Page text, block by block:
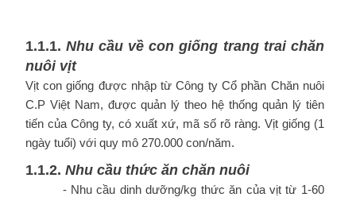
1.1.1. Nhu cầu về con giống trang trai chăn
nuôi vịt
Vịt con giống được nhập từ Công ty Cổ phần Chăn nuôi
C.P Việt Nam, được quản lý theo hệ thống quản lý tiên
tiến của Công ty, có xuất xứ, mã số rõ ràng. Vịt giống (1
ngày tuổi) với quy mô 270.000 con/năm.
1.1.2. Nhu cầu thức ăn chăn nuôi
- Nhu cầu dinh dưỡng/kg thức ăn của vịt từ 1-60